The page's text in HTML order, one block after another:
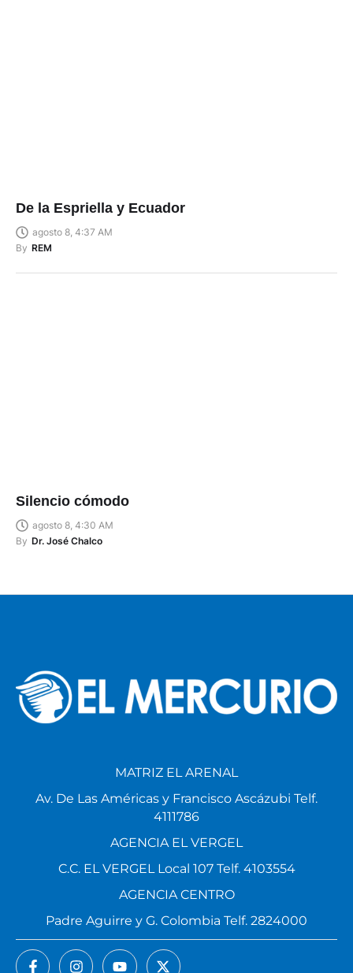
De la Espriella y Ecuador
agosto 8, 4:37 AM
By REM
Silencio cómodo
agosto 8, 4:30 AM
By Dr. José Chalco
MATRIZ EL ARENAL
Av. De Las Américas y Francisco Ascázubi Telf.
4111786
AGENCIA EL VERGEL
C.C. EL VERGEL Local 107 Telf. 4103554
AGENCIA CENTRO
Padre Aguirre y G. Colombia Telf. 2824000